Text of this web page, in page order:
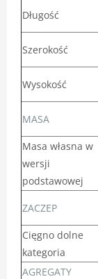
Długość
Szerokość
Wysokość
MASA
Masa własna w
wersji
podstawowej
ZACZEP
Cięgno dolne
kategoria
AGREGATY